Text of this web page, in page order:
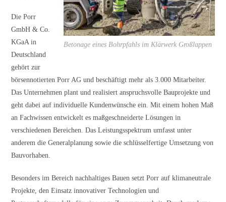
Betonage eines Bohrpfahls im Klärwerk Großlappen
Die Porr
GmbH & Co.
KGaA in
Deutschland
gehört zur
börsennotierten Porr AG und beschäftigt mehr als 3.000 Mitarbeiter.
Das Unternehmen plant und realisiert anspruchsvolle Bauprojekte und
geht dabei auf individuelle Kundenwünsche ein. Mit einem hohen Maß
an Fachwissen entwickelt es maßgeschneiderte Lösungen in
verschiedenen Bereichen. Das Leistungsspektrum umfasst unter
anderem die Generalplanung sowie die schlüsselfertige Umsetzung von
Bauvorhaben.
Besonders im Bereich nachhaltiges Bauen setzt Porr auf klimaneutrale
Projekte, den Einsatz innovativer Technologien und